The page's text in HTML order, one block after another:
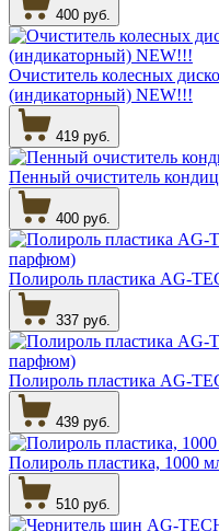
400 руб.
Очиститель колесных
(индикаторный) NEW!!!
419 руб.
Пенный очиститель
400 руб.
Полироль пластика AG-
337 руб.
Полироль пластика AG-
439 руб.
Полироль пластика, 1000
510 руб.